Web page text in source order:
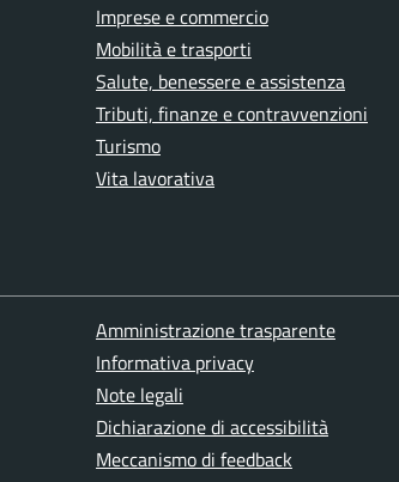
Imprese e commercio
Mobilità e trasporti
Salute, benessere e assistenza
Tributi, finanze e contravvenzioni
Turismo
Vita lavorativa
Amministrazione trasparente
Informativa privacy
Note legali
Dichiarazione di accessibilità
Meccanismo di feedback